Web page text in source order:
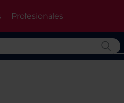
Profesionales